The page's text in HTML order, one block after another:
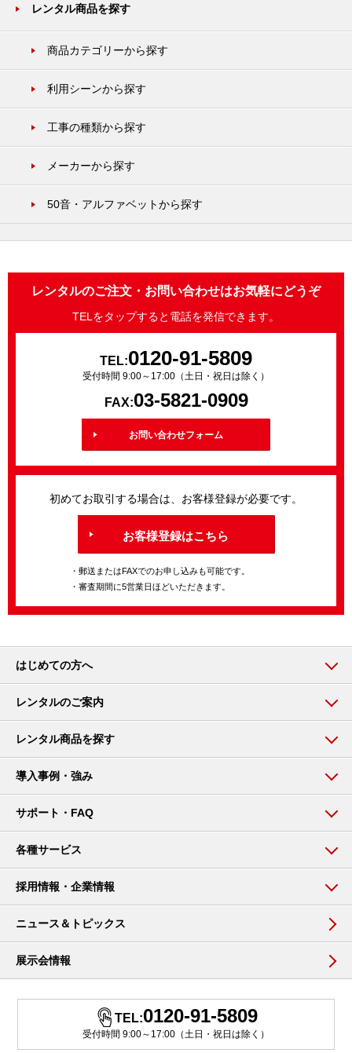
レンタル商品を探す
商品カテゴリーから探す
利用シーンから探す
工事の種類から探す
メーカーから探す
50音・アルファベットから探す
レンタルのご注文・お問い合わせはお気軽にどうぞ
TELをタップすると電話を発信できます。
TEL:0120-91-5809
受付時間 9:00～17:00（土日・祝日は除く）
FAX:03-5821-0909
お問い合わせフォーム
初めてお取引する場合は、お客様登録が必要です。
お客様登録はこちら
・郵送またはFAXでのお申し込みも可能です。
・審査期間に5営業日ほどいただきます。
はじめての方へ
レンタルのご案内
レンタル商品を探す
導入事例・強み
サポート・FAQ
各種サービス
採用情報・企業情報
ニュース＆トピックス
展示会情報
TEL:0120-91-5809
受付時間 9:00～17:00（土日・祝日は除く）